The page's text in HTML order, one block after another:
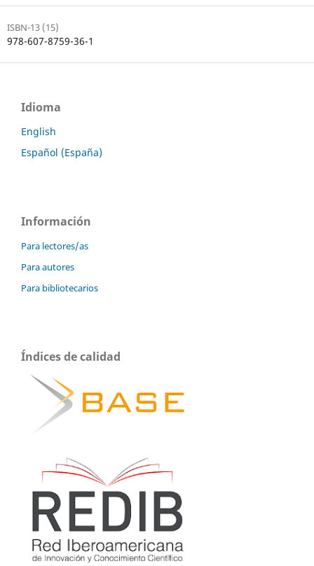
ISBN-13 (15)
978-607-8759-36-1
Idioma
English
Español (España)
Información
Para lectores/as
Para autores
Para bibliotecarios
Índices de calidad